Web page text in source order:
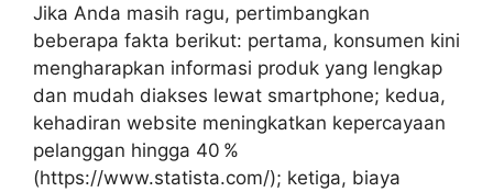
Jika Anda masih ragu, pertimbangkan
beberapa fakta berikut: pertama, konsumen kini
mengharapkan informasi produk yang lengkap
dan mudah diakses lewat smartphone; kedua,
kehadiran website meningkatkan kepercayaan
pelanggan hingga 40 %
(https://www.statista.com/); ketiga, biaya